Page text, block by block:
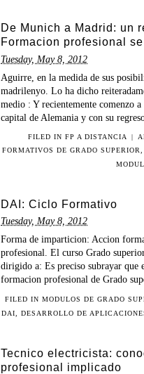
De Munich a Madrid: un
Formacion profesional
Tuesday, May 8, 2012
Aguirre, en la medida de sus
madrilenyo. Lo ha dicho
medio : Y recientemente comenzo
capital de Alemania y con su
FILED IN FP A DISTANCIA |
FORMATIVOS DE GRADO SUPERIOR
DAI: Ciclo Formativo
Tuesday, May 8, 2012
Forma de imparticion: Accion
profesional. El curso Grado
dirigido a: Es preciso subrayar que
formacion profesional de Grado
FILED INMODULOS DE GRADO
DAI
DESARROLLO DE
Tecnico electricista:
profesional implicado